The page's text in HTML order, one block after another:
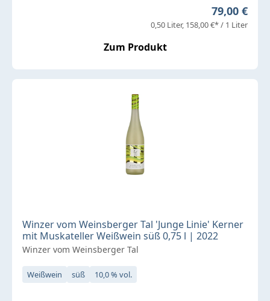
Regulärer
79,00 €
0,50 Liter 158,00 €* / 1 Liter
Zum Produkt
Winzer vom Weinsberger Tal 'Junge Linie' Kerner
mit Muskateller Weißwein süß 0,75 l | 2022
Winzer vom Weinsberger Tal
Weißwein süß 10,0 % vol.